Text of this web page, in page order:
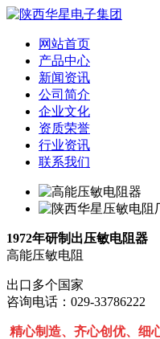
网站首页
产品中心
新闻资讯
公司简介
企业文化
资质荣誉
行业资讯
联系我们
1972年研制出压敏电阻器
高能压敏电阻
出口多个国家
咨询电话：029-33786222
精心制造、齐心创优、细